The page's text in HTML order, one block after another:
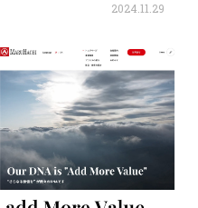
ディアにて当社のホー
務等が掲載
2024.11.29